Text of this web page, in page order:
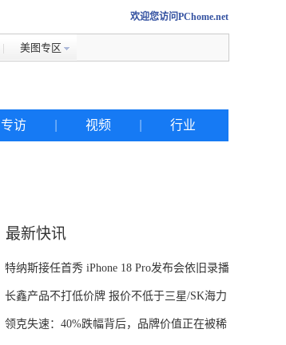
欢迎您访问PChome.net
美图专区
专访 视频 行业
最新快讯
特纳斯接任首秀 iPhone 18 Pro发布会依旧录播
长鑫产品不打低价牌 报价不低于三星/SK海力
士
领克失速：40%跌幅背后，品牌价值正在被稀